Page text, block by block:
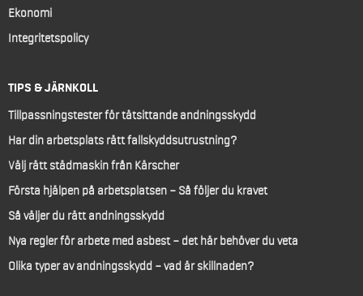
Ekonomi
Integritetspolicy
TIPS & JÄRNKOLL
Tillpassningstester för tätsittande andningsskydd
Har din arbetsplats rätt fallskyddsutrustning?
Välj rätt städmaskin från Kärscher
Första hjälpen på arbetsplatsen – Så följer du kravet
Så väljer du rätt andningsskydd
Nya regler för arbete med asbest – det här behöver du veta
Olika typer av andningsskydd – vad är skillnaden?